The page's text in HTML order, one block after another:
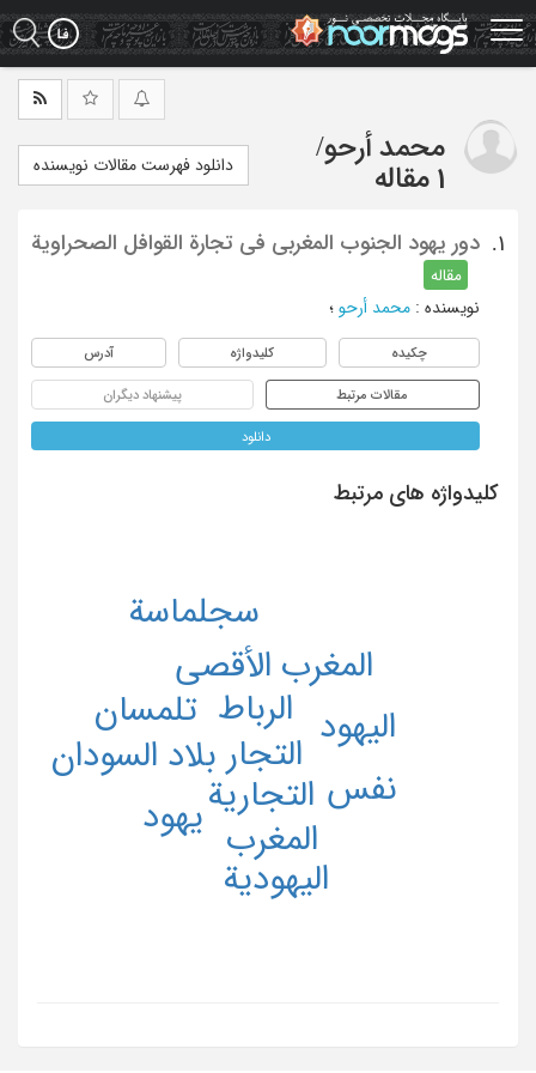
Skip
to
main
محمد أرحو/
1 مقاله
دانلود فهرست مقالات نویسنده
1. دور یهود الجنوب المغربی فی تجارة القوافل الصحراویة
مقاله
نویسنده : محمد أرحو ؛
چکیده کلیدواژه آدرس
مقالات مرتبط پیشنهاد دیگران
دانلود
کلیدواژه های مرتبط
التجار
التجاریة
الرباط
المغرب
المغرب الأقصی
الیهود
الیهودیة
بلاد السودان
تلمسان
سجلماسة
نفس
یهود